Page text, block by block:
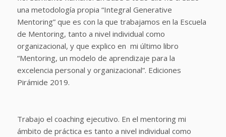
una metodología propia “Integral Generative
Mentoring” que es con la que trabajamos en la Escuela
de Mentoring, tanto a nivel individual como
organizacional, y que explico en mi último libro
“Mentoring, un modelo de aprendizaje para la
excelencia personal y organizacional”. Ediciones
Pirámide 2019.
Trabajo el coaching ejecutivo. En el mentoring mi
ámbito de práctica es tanto a nivel individual como